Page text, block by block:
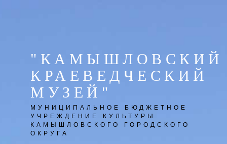
"КАМЫШЛОВСКИЙ
КРАЕВЕДЧЕСКИЙ
МУЗЕЙ"
МУНИЦИПАЛЬНОЕ БЮДЖЕТНОЕ
УЧРЕЖДЕНИЕ КУЛЬТУРЫ
КАМЫШЛОВСКОГО ГОРОДСКОГО
ОКРУГА